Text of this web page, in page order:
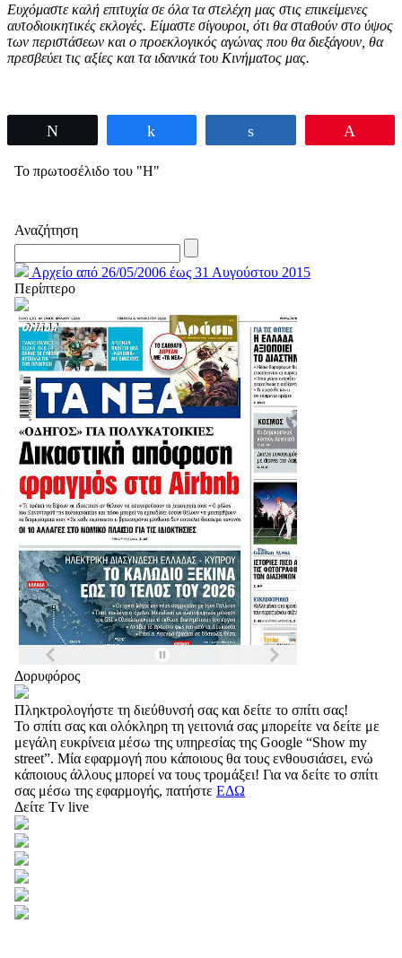
Ευχόμαστε καλή επιτυχία σε όλα τα στελέχη μας στις επικείμενες
αυτοδιοικητικές εκλογές. Είμαστε σίγουροι, ότι θα σταθούν στο ύψος
των περιστάσεων και ο προεκλογικός αγώνας που θα διεξάγουν, θα
πρεσβεύει τις αξίες και τα ιδανικά του Κινήματος μας.
Το πρωτοσέλιδο του "Η"
Αναζήτηση
Αρχείο από 26/05/2006 έως 31 Αυγούστου 2015
Περίπτερο
Δορυφόρος
Πληκτρολογήστε τη διεύθυνσή σας και δείτε το σπίτι σας!
Το σπίτι σας και ολόκληρη τη γειτονιά σας μπορείτε να δείτε με
μεγάλη ευκρίνεια μέσω της υπηρεσίας της Google “Show my
street”. Μία εφαρμογή που κάποιους θα τους ενθουσιάσει, ενώ
κάποιους άλλους μπορεί να τους τρομάξει! Για να δείτε το σπίτι
σας μέσω της εφαρμογής, πατήστε ΕΔΩ
Δείτε Tv live